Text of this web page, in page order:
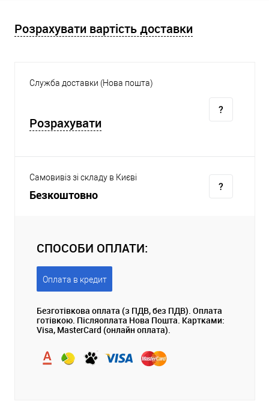
Розрахувати вартість доставки
Служба доставки (Нова пошта)
Розрахувати
Самовивіз зі складу в Києві
Безкоштовно
СПОСОБИ ОПЛАТИ:
Оплата в кредит
Безготівкова оплата (з ПДВ, без ПДВ). Оплата
готівкою. Післяоплата Нова Пошта. Картками:
Visa, MasterCard (онлайн оплата).